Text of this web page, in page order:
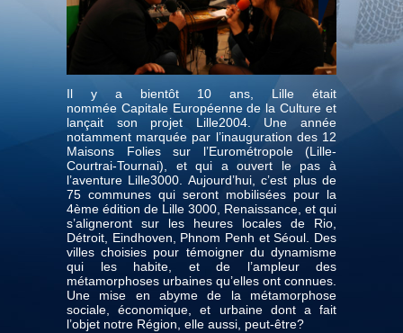
Il y a bientôt 10 ans, Lille était
nommée Capitale Européenne de la Culture et
lançait son projet Lille2004. Une année
notamment marquée par l’inauguration des 12
Maisons Folies sur l’Eurométropole (Lille-
Courtrai-Tournai), et qui a ouvert le pas à
l’aventure Lille3000. Aujourd’hui, c’est plus de
75 communes qui seront mobilisées pour la
4ème édition de Lille 3000, Renaissance, et qui
s’aligneront sur les heures locales de Rio,
Détroit, Eindhoven, Phnom Penh et Séoul. Des
villes choisies pour témoigner du dynamisme
qui les habite, et de l’ampleur des
métamorphoses urbaines qu’elles ont connues.
Une mise en abyme de la métamorphose
sociale, économique, et urbaine dont a fait
l’objet notre Région, elle aussi, peut-être?